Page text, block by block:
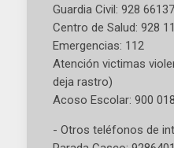
Guardia Civil: 928
Centro de Salud: 928
Emergencias: 112
Atención victimas
deja rastro)
Acoso Escolar: 900
- Otros teléfonos de